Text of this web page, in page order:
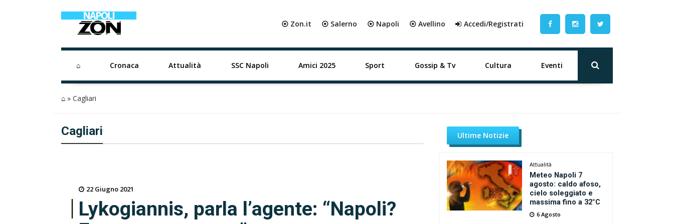
⦿ Zon.it ⦿ Salerno ⦿ Napoli ⦿ Avellino Accedi/Registrati
⌂ Cronaca Attualità SSC Napoli Amici 2025 Sport Gossip & Tv Cultura Eventi
⌂ » Cagliari
Cagliari
22 Giugno 2021
Lykogiannis, parla l’agente: “Napoli?
Ultime Notizie
Attualità
Meteo Napoli 7
agosto: caldo afoso,
cielo soleggiato e
massima fino a 32°C
6 Agosto